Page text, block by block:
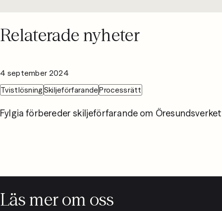
Relaterade nyheter
4 september 2024
Tvistlösning SkiljeförfarandeProcessrätt
Fylgia förbereder skiljeförfarande om Öresundsverket
Läs mer om oss